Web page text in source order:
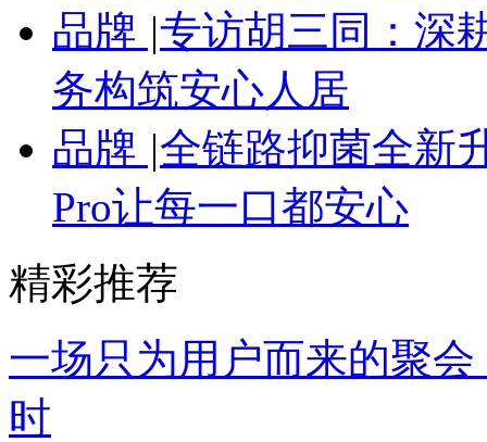
品牌 |专访胡三同：深
务构筑安心人居
品牌 |全链路抑菌全新
Pro让每一口都安心
精彩推荐
一场只为用户而来的聚
时